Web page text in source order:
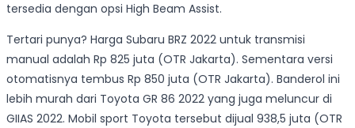
tersedia dengan opsi High Beam Assist.
Tertari punya? Harga Subaru BRZ 2022 untuk transmisi
manual adalah Rp 825 juta (OTR Jakarta). Sementara versi
otomatisnya tembus Rp 850 juta (OTR Jakarta). Banderol ini
lebih murah dari Toyota GR 86 2022 yang juga meluncur di
GIIAS 2022. Mobil sport Toyota tersebut dijual 938,5 juta (OTR